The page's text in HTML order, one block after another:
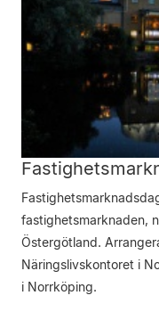
fastighetsmarknaden,
Östergötland.
Näringslivskontoret i
i Norrköping.